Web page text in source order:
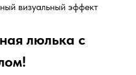
визуальный эффект
люлька с